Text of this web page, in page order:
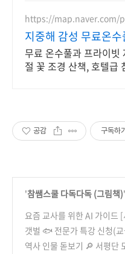
https://map.naver.com/
지중해 감성 무료온
무료 온수풀과 프라이빗
절 꽃 조경 산책, 호텔급
공감 구독하기
'참쌤스쿨 다독다독 (그림책)
요즘 교사를 위한 AI 가이드
갯벌 🐟 전문가 특강 신청(
역사 인물 돋보기 🔎 서평단